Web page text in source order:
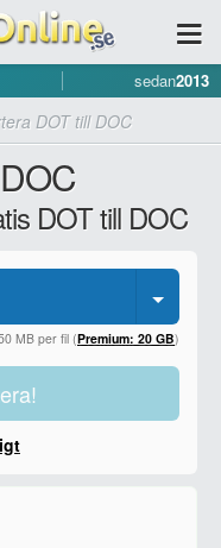
sedan2013
DOT till DOC
DOT till DOC
MB per fil (Premium: 20 GB)